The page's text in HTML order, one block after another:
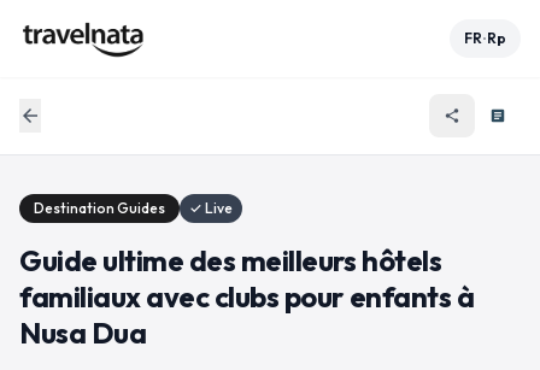
FR•Rp
arrow_back share article
Destination Guides ✓ Live
Guide ultime des meilleurs hôtels
familiaux avec clubs pour enfants à
Nusa Dua